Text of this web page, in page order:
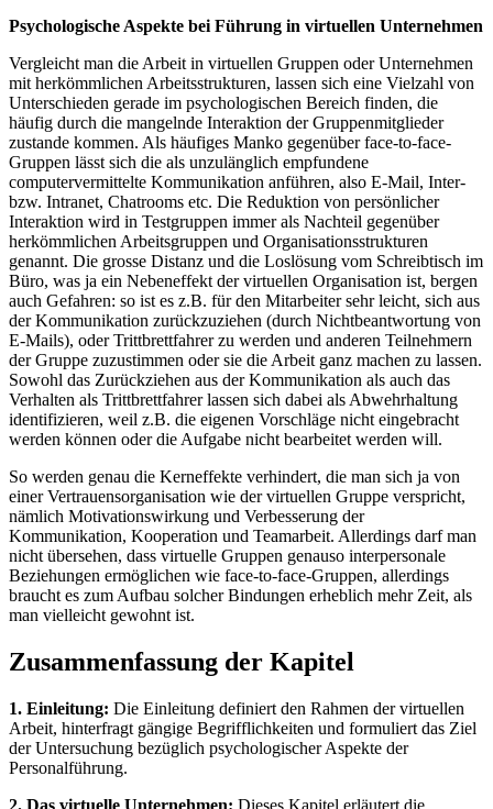
Psychologische Aspekte bei Führung in virtuellen Unternehmen
Vergleicht man die Arbeit in virtuellen Gruppen oder Unternehmen
mit herkömmlichen Arbeitsstrukturen, lassen sich eine Vielzahl von
Unterschieden gerade im psychologischen Bereich finden, die
häufig durch die mangelnde Interaktion der Gruppenmitglieder
zustande kommen. Als häufiges Manko gegenüber face-to-face-
Gruppen lässt sich die als unzulänglich empfundene
computervermittelte Kommunikation anführen, also E-Mail, Inter-
bzw. Intranet, Chatrooms etc. Die Reduktion von persönlicher
Interaktion wird in Testgruppen immer als Nachteil gegenüber
herkömmlichen Arbeitsgruppen und Organisationsstrukturen
genannt. Die grosse Distanz und die Loslösung vom Schreibtisch im
Büro, was ja ein Nebeneffekt der virtuellen Organisation ist, bergen
auch Gefahren: so ist es z.B. für den Mitarbeiter sehr leicht, sich aus
der Kommunikation zurückzuziehen (durch Nichtbeantwortung von
E-Mails), oder Trittbrettfahrer zu werden und anderen Teilnehmern
der Gruppe zuzustimmen oder sie die Arbeit ganz machen zu lassen.
Sowohl das Zurückziehen aus der Kommunikation als auch das
Verhalten als Trittbrettfahrer lassen sich dabei als Abwehrhaltung
identifizieren, weil z.B. die eigenen Vorschläge nicht eingebracht
werden können oder die Aufgabe nicht bearbeitet werden will.
So werden genau die Kerneffekte verhindert, die man sich ja von
einer Vertrauensorganisation wie der virtuellen Gruppe verspricht,
nämlich Motivationswirkung und Verbesserung der
Kommunikation, Kooperation und Teamarbeit. Allerdings darf man
nicht übersehen, dass virtuelle Gruppen genauso interpersonale
Beziehungen ermöglichen wie face-to-face-Gruppen, allerdings
braucht es zum Aufbau solcher Bindungen erheblich mehr Zeit, als
man vielleicht gewohnt ist.
Zusammenfassung der Kapitel
1. Einleitung: Die Einleitung definiert den Rahmen der virtuellen
Arbeit, hinterfragt gängige Begrifflichkeiten und formuliert das Ziel
der Untersuchung bezüglich psychologischer Aspekte der
Personalführung.
2. Das virtuelle Unternehmen: Dieses Kapitel erläutert die